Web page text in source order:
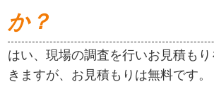
か？
はい、現場の調査を行いお見積も
きますが、お見積もりは無料です。